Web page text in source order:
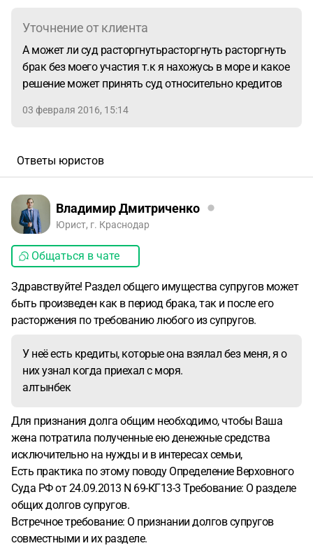
Уточнение от клиента
А может ли суд расторгнутьрасторгнуть расторгнуть
брак без моего участия т.к я нахожусь в море и какое
решение может принять суд относительно кредитов
03 февраля 2016, 15:14
Ответы юристов
Владимир Дмитриченко
Юрист, г. Краснодар
Общаться в чате
Здравствуйте! Раздел общего имущества супругов может
быть произведен как в период брака, так и после его
расторжения по требованию любого из супругов.
У неё есть кредиты, которые она взялал без меня, я о
них узнал когда приехал с моря.
алтынбек
Для признания долга общим необходимо, чтобы Ваша
жена потратила полученные ею денежные средства
исключительно на нужды и в интересах семьи,
Есть практика по этому поводу Определение Верховного
Суда РФ от 24.09.2013 N 69-КГ13-3 Требование: О разделе
общих долгов супругов.
Встречное требование: О признании долгов супругов
совместными и их разделе.